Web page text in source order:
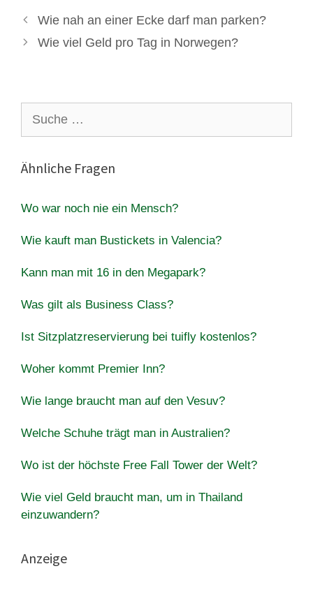
Wie nah an einer Ecke darf man parken?
Wie viel Geld pro Tag in Norwegen?
nach:
Ähnliche Fragen
Wo war noch nie ein Mensch?
Wie kauft man Bustickets in Valencia?
Kann man mit 16 in den Megapark?
Was gilt als Business Class?
Ist Sitzplatzreservierung bei tuifly kostenlos?
Woher kommt Premier Inn?
Wie lange braucht man auf den Vesuv?
Welche Schuhe trägt man in Australien?
Wo ist der höchste Free Fall Tower der Welt?
Wie viel Geld braucht man, um in Thailand
einzuwandern?
Anzeige